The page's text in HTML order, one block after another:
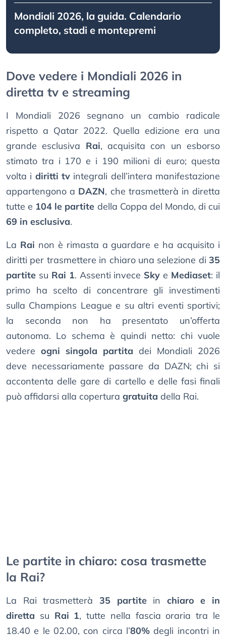
Mondiali 2026, la guida. Calendario
completo, stadi e montepremi
Dove vedere i Mondiali 2026 in
diretta tv e streaming
I Mondiali 2026 segnano un cambio radicale
rispetto a Qatar 2022. Quella edizione era una
grande esclusiva Rai, acquisita con un esborso
stimato tra i 170 e i 190 milioni di euro; questa
volta i diritti tv integrali dell’intera manifestazione
appartengono a DAZN, che trasmetterà in diretta
tutte e 104 le partite della Coppa del Mondo, di cui
69 in esclusiva.
La Rai non è rimasta a guardare e ha acquisito i
diritti per trasmettere in chiaro una selezione di 35
partite su Rai 1. Assenti invece Sky e Mediaset: il
primo ha scelto di concentrare gli investimenti
sulla Champions League e su altri eventi sportivi;
la seconda non ha presentato un’offerta
autonoma. Lo schema è quindi netto: chi vuole
vedere ogni singola partita dei Mondiali 2026
deve necessariamente passare da DAZN; chi si
accontenta delle gare di cartello e delle fasi finali
può affidarsi alla copertura gratuita della Rai.
Le partite in chiaro: cosa trasmette
la Rai?
La Rai trasmetterà 35 partitein chiaro e in
diretta su Rai 1, tutte nella fascia oraria tra le
18.40 e le 02.00, con circa l’80% degli incontri in